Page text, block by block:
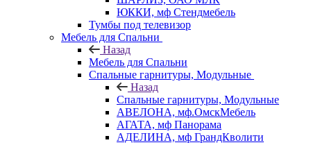
ЮККИ, мф Стендмебель
Тумбы под телевизор
Мебель для Спальни
Назад
Мебель для Спальни
Спальные гарнитуры, Модульные
Назад
Спальные гарнитуры, Модульные
АВЕЛОНА, мф.ОмскМебель
АГАТА, мф Панорама
АДЕЛИНА, мф ГрандКволити